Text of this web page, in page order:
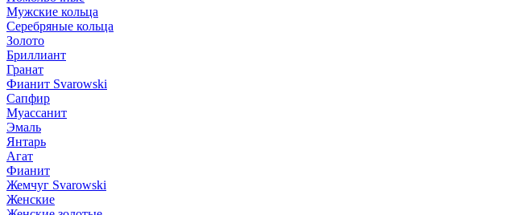
Мужские кольца
Серебряные кольца
Золото
Бриллиант
Гранат
Фианит Svarowski
Сапфир
Муассанит
Эмаль
Янтарь
Агат
Фианит
Жемчуг Svarowski
Женские